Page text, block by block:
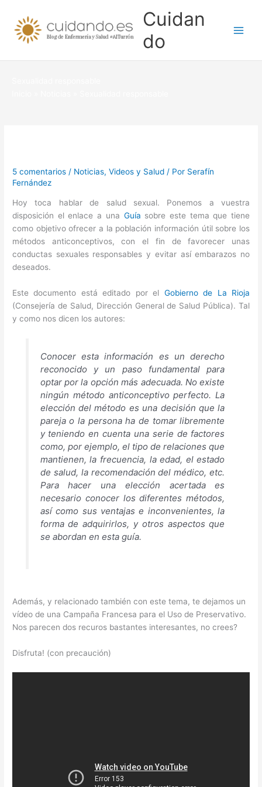
contenido
Cuidan
do
5 comentarios / Noticias,Videos y Salud / Por Serafín
Fernández
Hoy toca hablar de salud sexual. Ponemos a vuestra
disposición el enlace a una Guía sobre este tema que tiene
como objetivo ofrecer a la población información útil sobre los
métodos anticonceptivos, con el fin de favorecer unas
conductas sexuales responsables y evitar así embarazos no
deseados.
Este documento está editado por el Gobierno de La Rioja
(Consejería de Salud, Dirección General de Salud Pública). Tal
y como nos dicen los autores:
Conocer esta información es un derecho
reconocido y un paso fundamental para
optar por la opción más adecuada. No existe
ningún método anticonceptivo perfecto. La
elección del método es una decisión que la
pareja o la persona ha de tomar libremente
y teniendo en cuenta una serie de factores
como, por ejemplo, el tipo de relaciones que
mantienen, la frecuencia, la edad, el estado
de salud, la recomendación del médico, etc.
Para hacer una elección acertada es
necesario conocer los diferentes métodos,
así como sus ventajas e inconvenientes, la
forma de adquirirlos, y otros aspectos que
se abordan en esta guía.
Además, y relacionado también con este tema, te dejamos un
vídeo de una Campaña Francesa para el Uso de Preservativo.
Nos parecen dos recuros bastantes interesantes, no crees?
Disfruta! (con precaución)